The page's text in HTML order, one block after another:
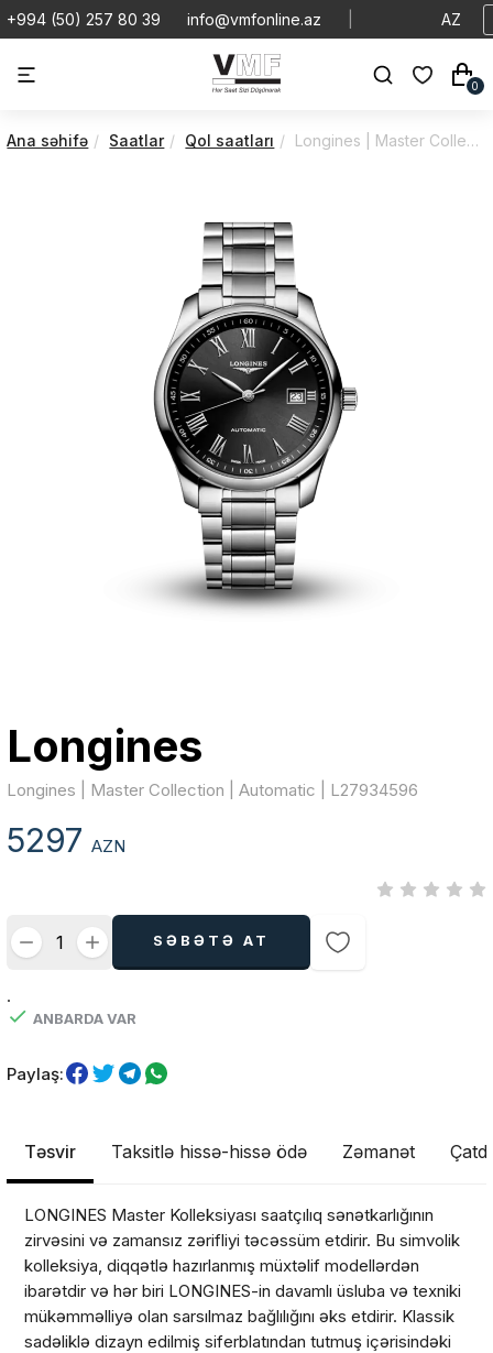
+994 (50) 257 80 39 info@vmfonline.az AZ
0
Ana səhifə Saatlar Qol saatları Longines | Master Collection | Automatic | L27934596
Longines
Longines | Master Collection | Automatic | L27934596
5297AZN
SƏBƏTƏ AT
.
ANBARDA VAR
Paylaş:
Təsvir Taksitlə hissə-hissə ödə Zəmanət
LONGINES Master Kolleksiyası saatçılıq sənətkarlığının
zirvəsini və zamansız zərifliyi təcəssüm etdirir. Bu simvolik
kolleksiya, diqqətlə hazırlanmış müxtəlif modellərdən
ibarətdir və hər biri LONGINES-in davamlı üsluba və texniki
mükəmməlliyə olan sarsılmaz bağlılığını əks etdirir. Klassik
sadəliklə dizayn edilmiş siferblatından tutmuş içərisindəki